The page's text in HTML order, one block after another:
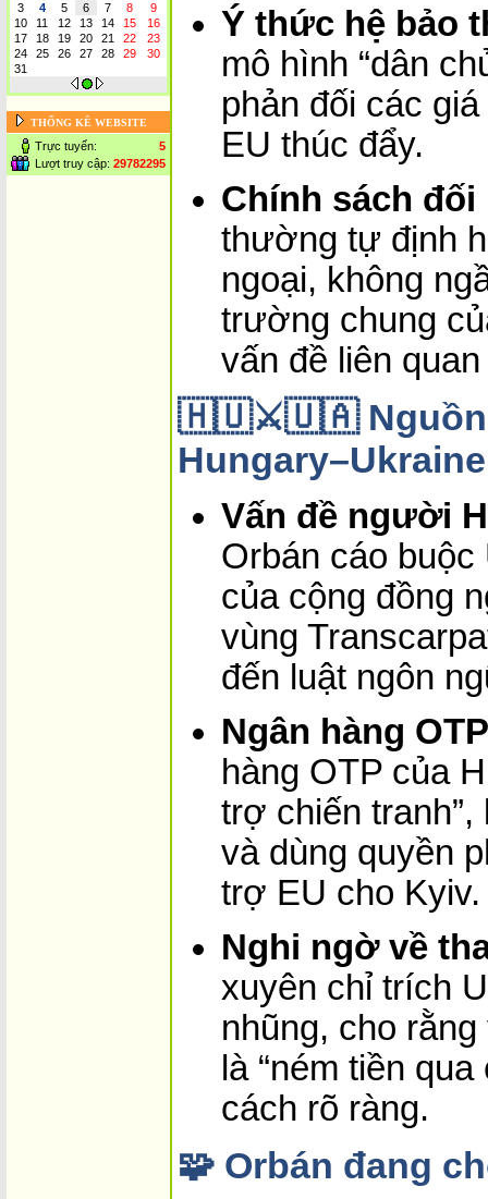
3
4 5 6 7 8
9
10
11 12 13 14 15
16
17
18 19 20 21 22
23
24
25 26 27 28 29
30
31
THỐNG KÊ WEBSITE
Trực tuyến:
5
Lượt truy cập: 29782295
Ý thức hệ bảo
mô hình “dân
phản đối các
EU thúc đẩy.
Chính sách
thường tự định
ngoại, không
trường chung
vấn đề liên
🇭🇺⚔️🇺🇦 Nguồn
Hungary–Ukraine
Vấn đề người
Orbán cáo
của cộng đồng
vùng
đến luật ngôn
Ngân hàng OTP
hàng OTP của
trợ chiến
và dùng quyền
trợ EU cho Kyiv.
Nghi ngờ về
xuyên chỉ trích
nhũng, cho
là “ném tiền
cách rõ ràng.
🧩 Orbán đang